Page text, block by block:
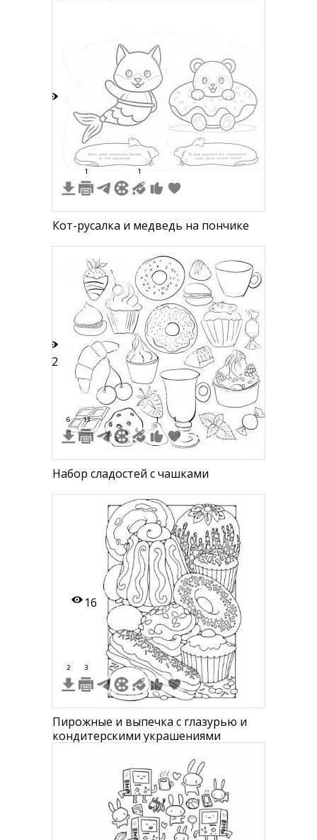
подсвечник, яблоко, груша, банан,
вишня, клубника, лимон, арбуз,
виноград, апельсин, ананас, груша,
1 1
Кот-русалка и медведь на пончике
22
6 13 1 1
Набор сладостей с чашками
16
2 3
Пирожные и выпечка с глазурью и
кондитерскими украшениями